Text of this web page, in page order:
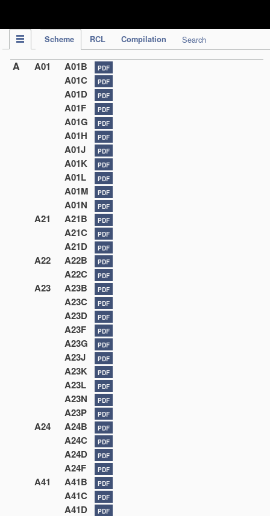
Scheme RCL Compilation Search
A A01 A01B PDF
A01C PDF
A01D PDF
A01F PDF
A01G PDF
A01H PDF
A01J PDF
A01K PDF
A01L PDF
A01M PDF
A01N PDF
A21 A21B PDF
A21C PDF
A21D PDF
A22 A22B PDF
A22C PDF
A23 A23B PDF
A23C PDF
A23D PDF
A23F PDF
A23G PDF
A23J PDF
A23K PDF
A23L PDF
A23N PDF
A23P PDF
A24 A24B PDF
A24C PDF
A24D PDF
A24F PDF
A41 A41B PDF
A41C PDF
A41D PDF